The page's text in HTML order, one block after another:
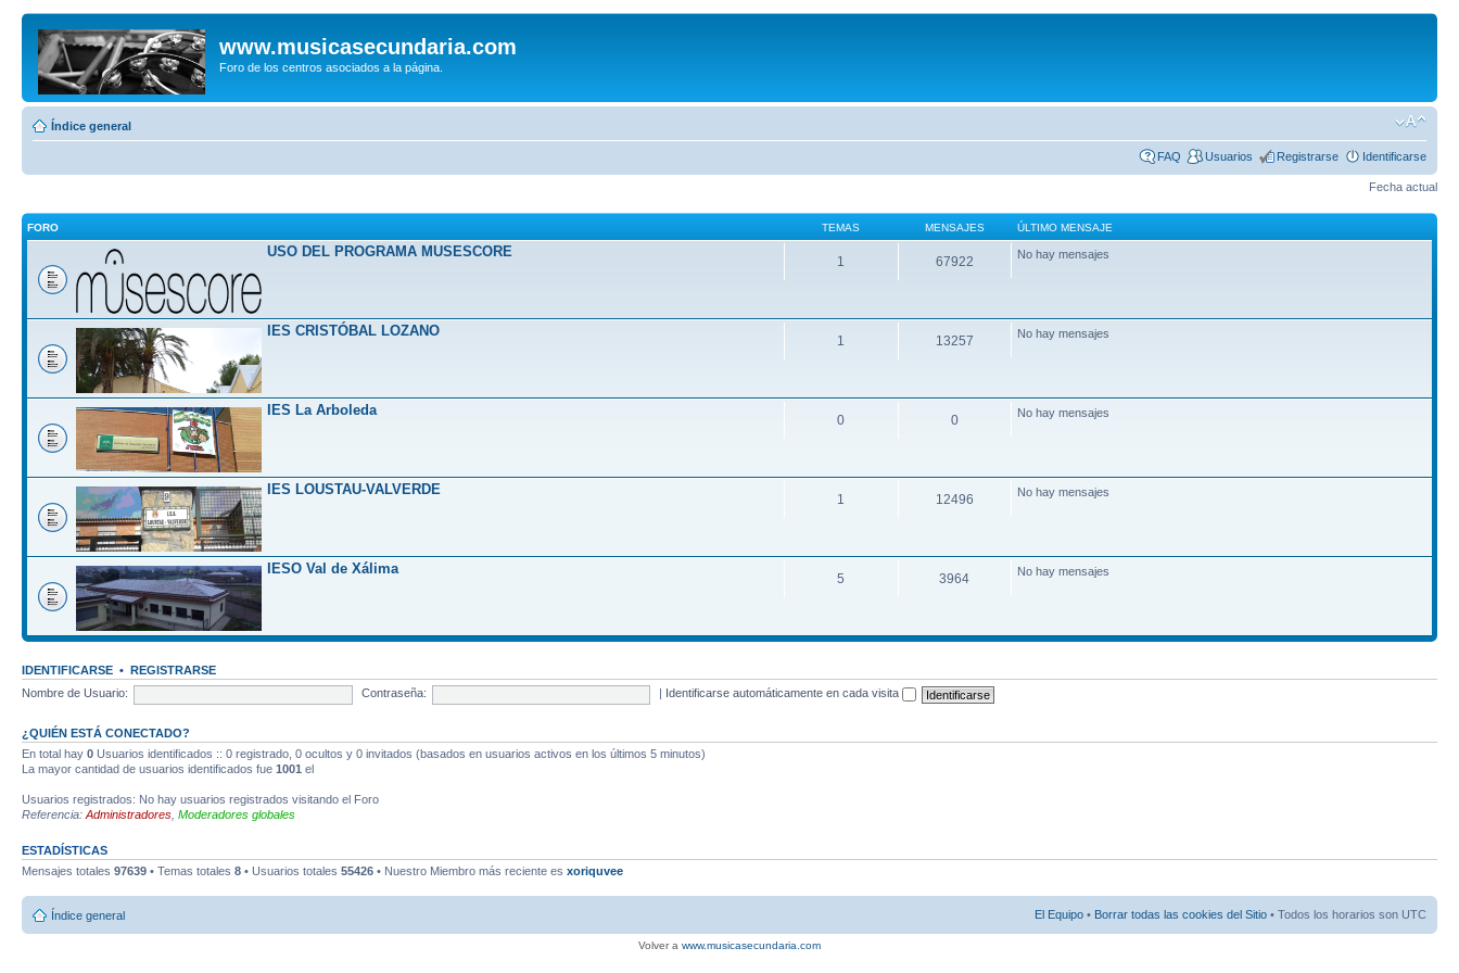
www.musicasecundaria.com
Foro de los centros asociados a la página.
Índice general
FAQ Usuarios Registrarse Identificarse
Fecha actual
FORO TEMAS MENSAJES ÚLTIMO MENSAJE
USO DEL PROGRAMA MUSESCORE
1 67922 No hay mensajes
IES CRISTÓBAL LOZANO
1 13257 No hay mensajes
IES La Arboleda
0 0 No hay mensajes
IES LOUSTAU-VALVERDE
1 12496 No hay mensajes
IESO Val de Xálima
5 3964 No hay mensajes
IDENTIFICARSE • REGISTRARSE
Nombre de Usuario:
Contraseña: Identificarse automáticamente en cada visita
¿QUIÉN ESTÁ CONECTADO?
En total hay 0 Usuarios identificados :: 0 registrado, 0 ocultos y 0 invitados (basados en usuarios activos en los últimos 5 minutos)
La mayor cantidad de usuarios identificados fue 1001 el
Usuarios registrados: No hay usuarios registrados visitando el Foro
Referencia: Administradores Moderadores globales
ESTADÍSTICAS
Mensajes totales 97639 • Temas totales 8 • Usuarios totales 55426 • Nuestro Miembro más reciente es xoriquvee
Índice general El Equipo • Borrar todas las cookies del Sitio • Todos los horarios son UTC
Volver a www.musicasecundaria.com